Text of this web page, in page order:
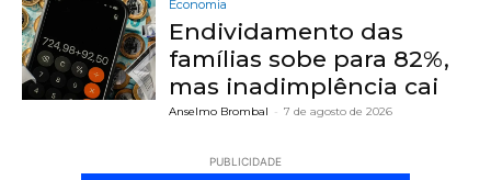
Economia
Endividamento das
famílias sobe para 82%,
mas inadimplência cai
Anselmo Brombal - 7 de agosto de 2026
PUBLICIDADE